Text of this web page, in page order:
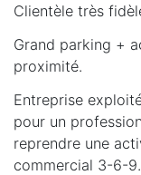
Clientèle très
Grand parking +
proximité.
Entreprise
pour un
reprendre une
commercial 3-6-9.